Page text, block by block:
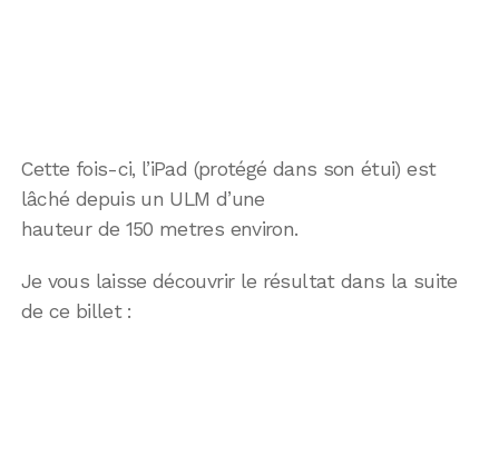
Cette fois-ci, l’iPad (protégé dans son étui) est
lâché depuis un ULM d’une
hauteur de 150 metres environ.
Je vous laisse découvrir le résultat dans la suite
de ce billet :